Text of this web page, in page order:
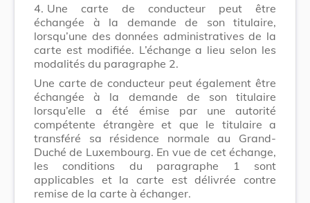
4. Une carte de conducteur peut être
échangée à la demande de son titulaire,
lorsqu’une des données administratives de la
carte est modifiée. L’échange a lieu selon les
modalités du paragraphe 2.
Une carte de conducteur peut également être
échangée à la demande de son titulaire
lorsqu’elle a été émise par une autorité
compétente étrangère et que le titulaire a
transféré sa résidence normale au Grand-
Duché de Luxembourg. En vue de cet échange,
les conditions du paragraphe 1 sont
applicables et la carte est délivrée contre
remise de la carte à échanger.